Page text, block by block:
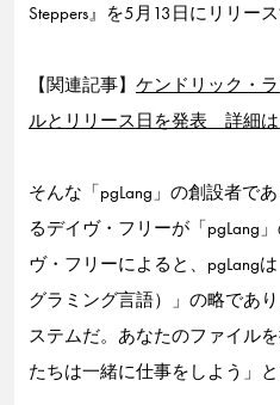
Steppers』を5月13日にリリー
【関連記事】 ケンドリック・
ルとリリース日を発表 詳細は
そんな「pgLang」の創設者で
るデイヴ・フリーが「pgLang
ヴ・フリーによると、pgLang
グラミング言語）」の略であ
ステムだ。あなたのファイル
たちは一緒に仕事をしよう」と